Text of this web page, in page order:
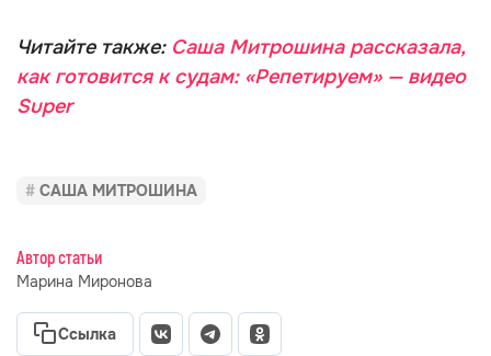
Читайте также: Саша Митрошина рассказала,
как готовится к судам: «Репетируем» — видео
Super
САША МИТРОШИНА
Автор статьи
Марина Миронова
Ссылка